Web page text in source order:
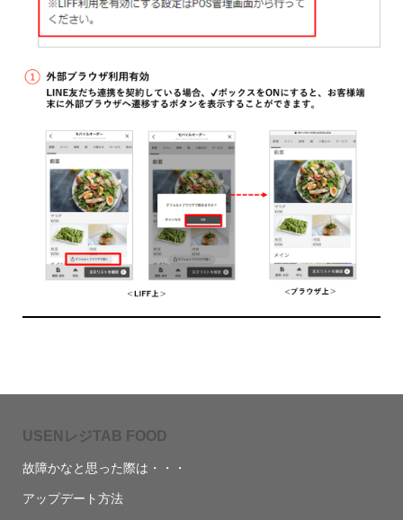
USENレジTAB FOOD
故障かなと思った際は・・・
アップデート方法